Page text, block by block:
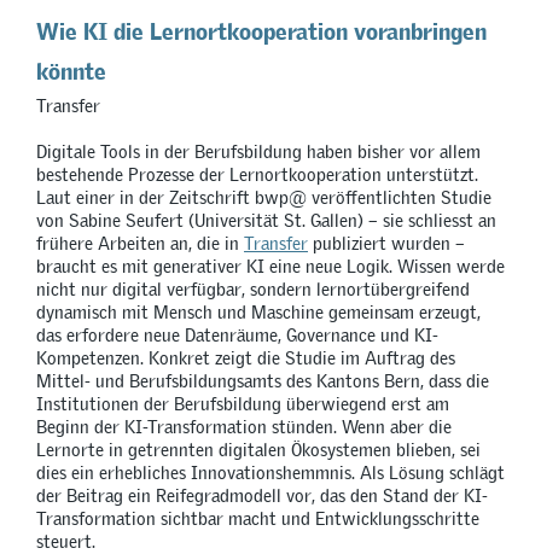
Wie KI die Lernortkooperation voranbringen
könnte
Transfer
Digitale Tools in der Berufsbildung haben bisher vor allem
bestehende Prozesse der Lernortkooperation unterstützt.
Laut einer in der Zeitschrift bwp@ veröffentlichten Studie
von Sabine Seufert (Universität St. Gallen) – sie schliesst an
frühere Arbeiten an, die in Transfer publiziert wurden –
braucht es mit generativer KI eine neue Logik. Wissen werde
nicht nur digital verfügbar, sondern lernortübergreifend
dynamisch mit Mensch und Maschine gemeinsam erzeugt,
das erfordere neue Datenräume, Governance und KI-
Kompetenzen. Konkret zeigt die Studie im Auftrag des
Mittel- und Berufsbildungsamts des Kantons Bern, dass die
Institutionen der Berufsbildung überwiegend erst am
Beginn der KI-Transformation stünden. Wenn aber die
Lernorte in getrennten digitalen Ökosystemen blieben, sei
dies ein erhebliches Innovationshemmnis. Als Lösung schlägt
der Beitrag ein Reifegradmodell vor, das den Stand der KI-
Transformation sichtbar macht und Entwicklungsschritte
steuert.